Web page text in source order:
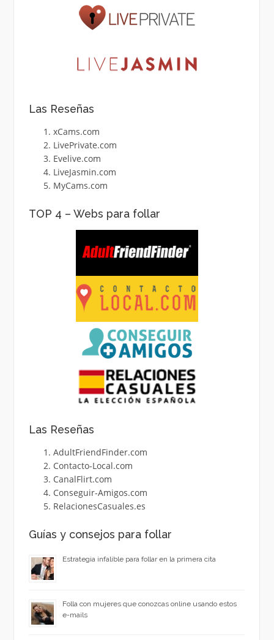
Las Reseñas
xCams.com
LivePrivate.com
Evelive.com
LiveJasmin.com
MyCams.com
TOP 4 – Webs para follar
Las Reseñas
AdultFriendFinder.com
Contacto-Local.com
CanalFlirt.com
Conseguir-Amigos.com
RelacionesCasuales.es
Guías y consejos para follar
Estrategia infalible para follar en la primera cita
Folla con mujeres que conozcas online usando estos
e-mails